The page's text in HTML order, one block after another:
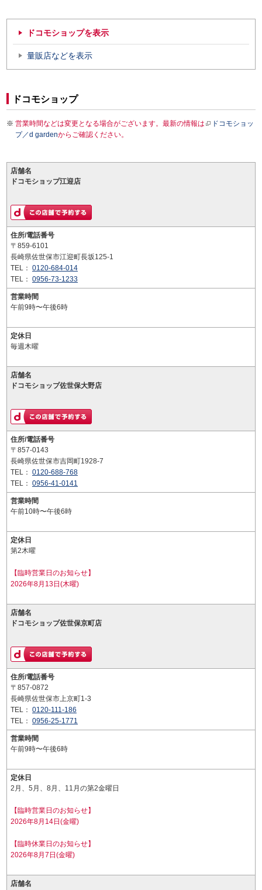
ドコモショップを表示
量販店などを表示
ドコモショップ
営業時間などは変更となる場合がございます。最新の情報は
ドコモショッ
プ／d gardenからご確認ください。
店舗名
ドコモショップ江迎店
住所/電話番号
〒859-6101
長崎県佐世保市江迎町長坂125-1
TEL： 0120-684-014
TEL： 0956-73-1233
営業時間
午前9時〜午後6時
定休日
毎週木曜
店舗名
ドコモショップ佐世保大野店
住所/電話番号
〒857-0143
長崎県佐世保市吉岡町1928-7
TEL： 0120-688-768
TEL： 0956-41-0141
営業時間
午前10時〜午後6時
定休日
第2木曜
【臨時営業日のお知らせ】
2026年8月13日(木曜)
店舗名
ドコモショップ佐世保京町店
住所/電話番号
〒857-0872
長崎県佐世保市上京町1-3
TEL： 0120-111-186
TEL： 0956-25-1771
営業時間
午前9時〜午後6時
定休日
2月、5月、8月、11月の第2金曜日
【臨時営業日のお知らせ】
2026年8月14日(金曜)
【臨時休業日のお知らせ】
2026年8月7日(金曜)
店舗名